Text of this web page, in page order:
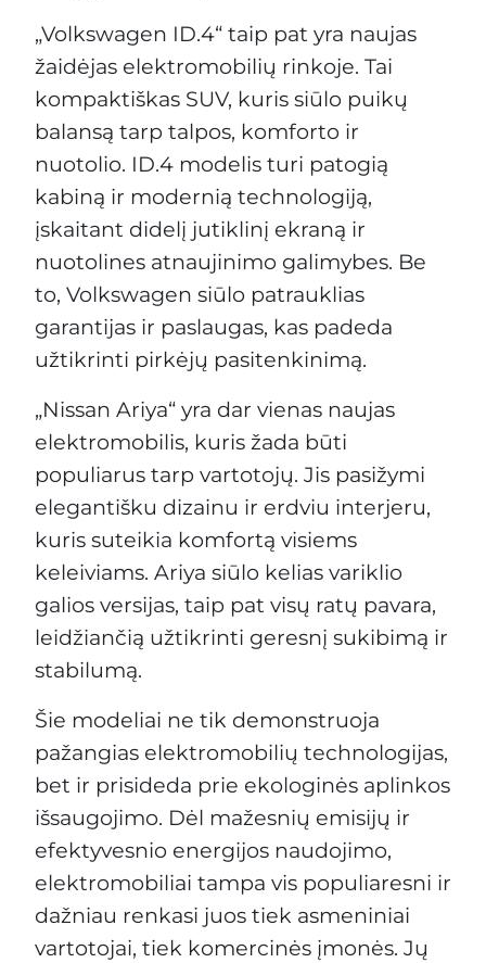
„Volkswagen ID.4“ taip pat yra naujas
žaidėjas elektromobilių rinkoje. Tai
kompaktiškas SUV, kuris siūlo puikų
balansą tarp talpos, komforto ir
nuotolio. ID.4 modelis turi patogią
kabiną ir modernią technologiją,
įskaitant didelį jutiklinį ekraną ir
nuotolines atnaujinimo galimybes. Be
to, Volkswagen siūlo patrauklias
garantijas ir paslaugas, kas padeda
užtikrinti pirkėjų pasitenkinimą.
„Nissan Ariya“ yra dar vienas naujas
elektromobilis, kuris žada būti
populiarus tarp vartotojų. Jis pasižymi
elegantišku dizainu ir erdviu interjeru,
kuris suteikia komfortą visiems
keleiviams. Ariya siūlo kelias variklio
galios versijas, taip pat visų ratų pavara,
leidžiančią užtikrinti geresnį sukibimą ir
stabilumą.
Šie modeliai ne tik demonstruoja
pažangias elektromobilių technologijas,
bet ir prisideda prie ekologinės aplinkos
išsaugojimo. Dėl mažesnių emisijų ir
efektyvesnio energijos naudojimo,
elektromobiliai tampa vis populiaresni ir
dažniau renkasi juos tiek asmeniniai
vartotojai, tiek komercinės įmonės. Jų